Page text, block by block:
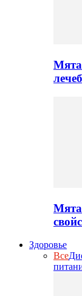
Мята
Мята
Здоровье
Все